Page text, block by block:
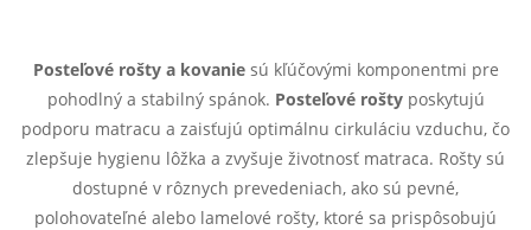
á
Posteľové rošty a kovaniesú kľúčovými komponentmi pre
pohodlný a stabilný spánok. Posteľové roštyposkytujú
podporu matracu a zaisťujú optimálnu cirkuláciu vzduchu, čo
zlepšuje hygienu lôžka a zvyšuje životnosť matraca. Rošty sú
dostupné v rôznych prevedeniach, ako sú pevné,
polohovateľné alebo lamelové rošty, ktoré sa prispôsobujú